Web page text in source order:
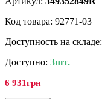
Код товара: 92771-03
Доступность на складе:
Доступно: 3шт.
6 931грн